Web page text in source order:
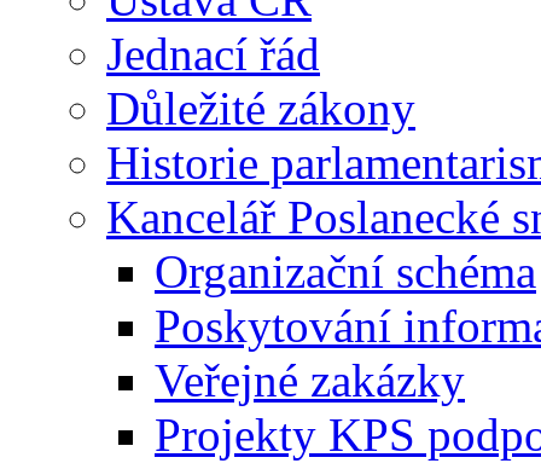
Jednací řád
Důležité zákony
Historie
Kancelář Poslanecké
Organizační schéma
Poskytování
Veřejné zakázky
Projekty KPS